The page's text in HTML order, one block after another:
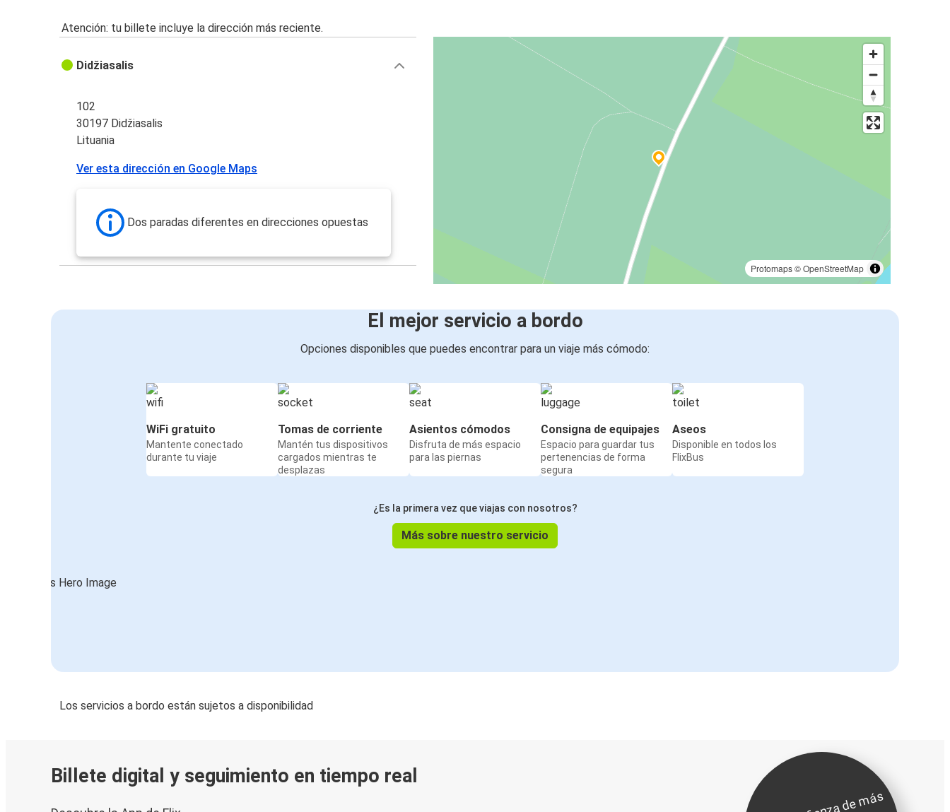
Atención: tu billete incluye la dirección más reciente.
Protomaps©OpenStreetMap
Didžiasalis
102
30197 Didžiasalis
Lituania
Ver esta dirección en Google Maps
Dos paradas diferentes en direcciones opuestas
El mejor servicio a bordo
Opciones disponibles que puedes encontrar para un viaje más cómodo:
WiFi gratuito
Mantente conectado
durante tu viaje
Tomas de corriente
Mantén tus dispositivos
cargados mientras te
desplazas
Asientos cómodos
Disfruta de más espacio
para las piernas
Consigna de equipajes
Espacio para guardar tus
pertenencias de forma
segura
Aseos
Disponible en todos los
FlixBus
¿Es la primera vez que viajas con nosotros?
Más sobre nuestro servicio
Los servicios a bordo están sujetos a disponibilidad
Billete digital y seguimiento en tiempo real